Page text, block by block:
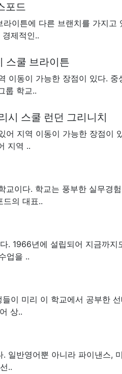
포드
이튼에 다른 브랜치를 가지고
제적인..
쿨 브라이튼
이동이 가능한 장점이 있다. 중
룹 학교..
스쿨 런던 그리니치
지역 이동이 가능한 장점이
지역 ..
이다. 학교는 풍부한 실무경
드의 대표..
. 1966년에 설립되어 지금까지
업을 ..
이 미리 이 학교에서 공부한
상..
일반영어뿐 아니라 파이낸스,
..